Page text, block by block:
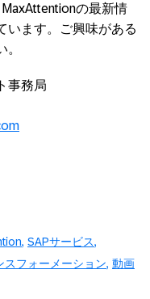
の最新情
います。ご興味がある
事務局
SAPサービス
スフォーメーション 動画